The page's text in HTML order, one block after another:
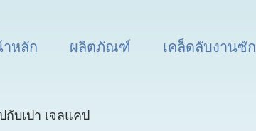
หลัก ผลิตภัณฑ์ เคล็ดลับงานซัก